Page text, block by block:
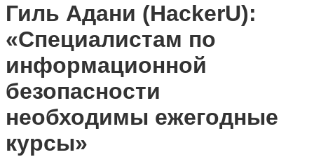
Гиль Адани (HackerU):
«Специалистам по
информационной
безопасности
необходимы ежегодные
курсы»